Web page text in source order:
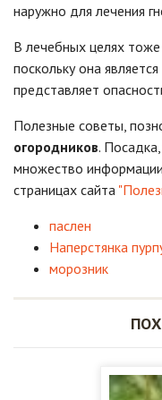
наружно для лечения
В лечебных целях тоже
поскольку она
представляет
Полезные советы,
огородников.
множество
страницах сайта
паслен
Наперстянка
морозник